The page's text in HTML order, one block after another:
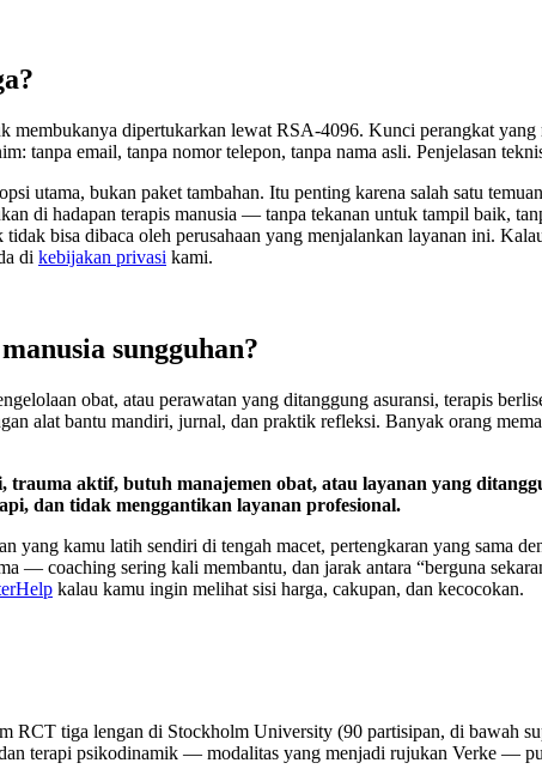
membukanya dipertukarkan lewat RSA-4096. Kunci perangkat
tanpa email, tanpa nomor telepon, tanpa nama asli. Penjelasan
utama, bukan paket tambahan. Itu penting karena salah satu
di hadapan terapis manusia — tanpa tekanan untuk tampil baik,
bisa dibaca oleh perusahaan yang menjalankan layanan ini.
di kebijakan privasi kami.
sungguhan?
obat, atau perawatan yang ditanggung asuransi, terapis
alat bantu mandiri, jurnal, dan praktik refleksi. Banyak orang
aktif, butuh manajemen obat, atau layanan yang
dan tidak menggantikan layanan profesional.
kamu latih sendiri di tengah macet, pertengkaran yang sama
— coaching sering kali membantu, dan jarak antara “berguna
kalau kamu ingin melihat sisi harga, cakupan, dan kecocokan.
RCT tiga lengan di Stockholm University (90 partisipan, di bawah
terapi psikodinamik — modalitas yang menjadi rujukan Verke —